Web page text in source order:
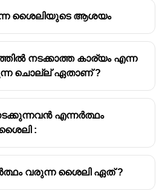
കത്തി വെയ്ക്കരുത് -
പ്രവർത്തിക്കരുത്
എന്ന ശൈലിയുടെ ആശയം
നടക്കാത്ത കാര്യം എന്ന
ചൊല്ല് ഏതാണ് ?
എന്നർത്ഥം
:
വരുന്ന ശൈലി ഏത് ?